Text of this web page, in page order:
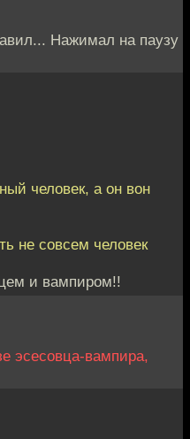
Нажимал на паузу
человек, а он вон
не совсем человек
и вампиром!!
эсесовца-вампира,